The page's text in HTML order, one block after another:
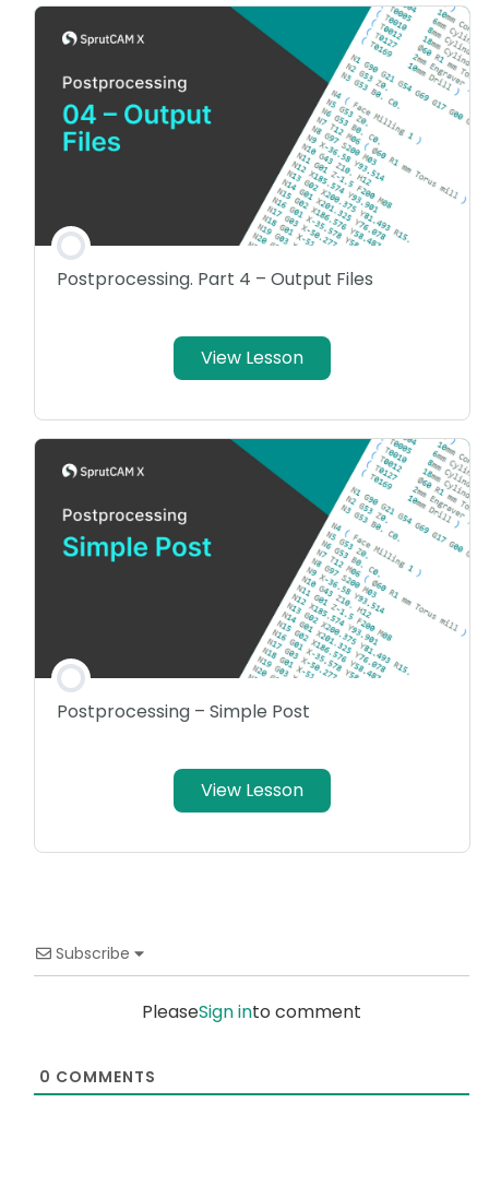
Postprocessing. Part 4 – Output Files
View Lesson
Postprocessing – Simple Post
View Lesson
Subscribe
PleaseSign into comment
0 COMMENTS